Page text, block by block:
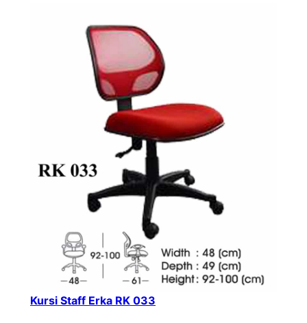
Kursi Staff Erka RK 033